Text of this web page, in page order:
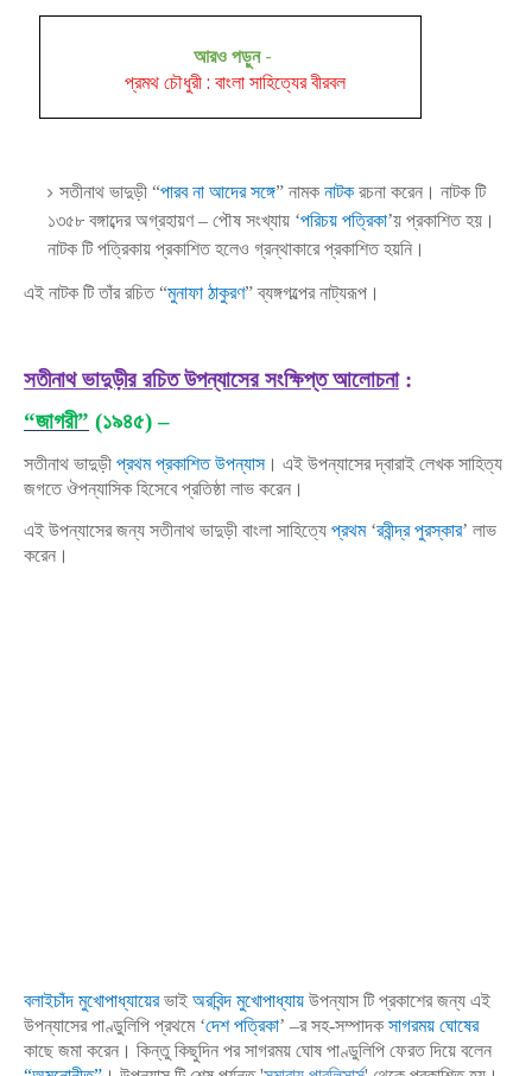
আরও পড়ুন -
প্রমথ চৌধুরী : বাংলা সাহিত্যের বীরবল
সতীনাথ ভাদুড়ী “পারব না আদের সঙ্গে” নামক নাটক রচনা করেন। নাটক টি
১৩৫৮ বঙ্গাব্দের অগ্রহায়ণ – পৌষ সংখ্যায় ‘পরিচয় পত্রিকা’য় প্রকাশিত হয়।
নাটক টি পত্রিকায় প্রকাশিত হলেও গ্রন্থাকারে প্রকাশিত হয়নি।
এই নাটক টি তাঁর রচিত “মুনাফা ঠাকুরণ” ব্যঙ্গগল্পের নাট্যরূপ।
সতীনাথ ভাদুড়ীর রচিত উপন্যাসের সংক্ষিপ্ত আলোচনা:
“জাগরী” (১৯৪৫) –
সতীনাথ ভাদুড়ী প্রথম প্রকাশিত উপন্যাস। এই উপন্যাসের দ্বারাই লেখক সাহিত্য
জগতে ঔপন্যাসিক হিসেবে প্রতিষ্ঠা লাভ করেন।
এই উপন্যাসের জন্য সতীনাথ ভাদুড়ী বাংলা সাহিত্যে প্রথম‘রবীন্দ্র পুরস্কার’ লাভ
করেন।
বলাইচাঁদ মুখোপাধ্যায়েরভাই অরবিন্দ মুখোপাধ্যায় উপন্যাস টি প্রকাশের জন্য এই
উপন্যাসের পাণ্ডুলিপি প্রথমে ‘দেশ পত্রিকা’ –র সহ-সম্পাদক সাগরময় ঘোষের
কাছে জমা করেন। কিন্তু কিছুদিন পর সাগরময় ঘোষ পাণ্ডুলিপি ফেরত দিয়ে বলেন